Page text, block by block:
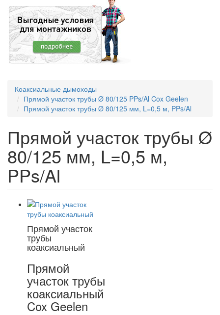
Коаксиальные дымоходы
Прямой участок трубы Ø 80/125 PPs/Al Cox Geelen
Прямой участок трубы Ø 80/125 мм, L=0,5 м, PPs/Al
Прямой участок трубы Ø
80/125 мм, L=0,5 м,
PPs/Al
Прямой участок
трубы
коаксиальный
Прямой
участок трубы
коаксиальный
Cox Geelen